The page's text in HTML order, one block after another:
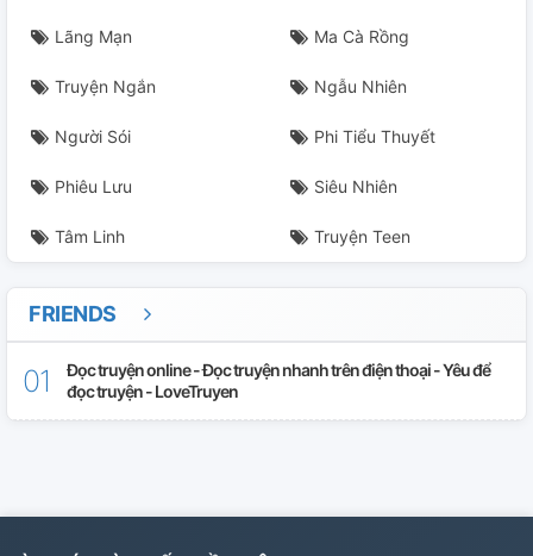
Lãng Mạn Ma Cà Rồng
Truyện Ngắn Ngẫu Nhiên
Người Sói Phi Tiểu Thuyết
Phiêu Lưu Siêu Nhiên
Tâm Linh Truyện Teen
FRIENDS
Đọc truyện online - Đọc truyện nhanh trên điện thoại - Yêu để
đọc truyện - LoveTruyen